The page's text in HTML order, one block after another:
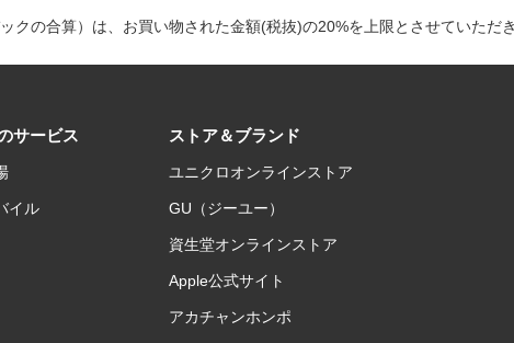
クの合算）は、お買い物された金額(税抜)の20%を上限とさせていただ
サービス
イル
ストア＆ブランド
ユニクロオンラインストア
GU（ジーユー）
資生堂オンラインストア
Apple公式サイト
アカチャンホンポ